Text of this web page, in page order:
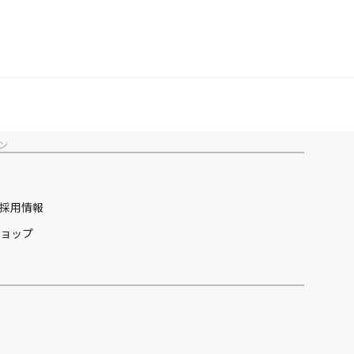
用情報
ップ